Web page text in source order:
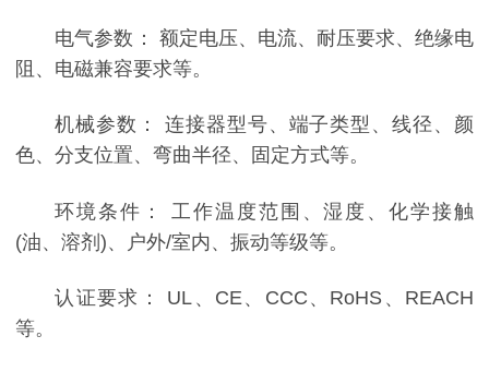
电气参数： 额定电压、电流、耐压要求、绝缘电
阻、电磁兼容要求等。
机械参数： 连接器型号、端子类型、线径、颜
色、分支位置、弯曲半径、固定方式等。
环境条件： 工作温度范围、湿度、化学接触
(油、溶剂)、户外/室内、振动等级等。
认证要求： UL、CE、CCC、RoHS、REACH
等。